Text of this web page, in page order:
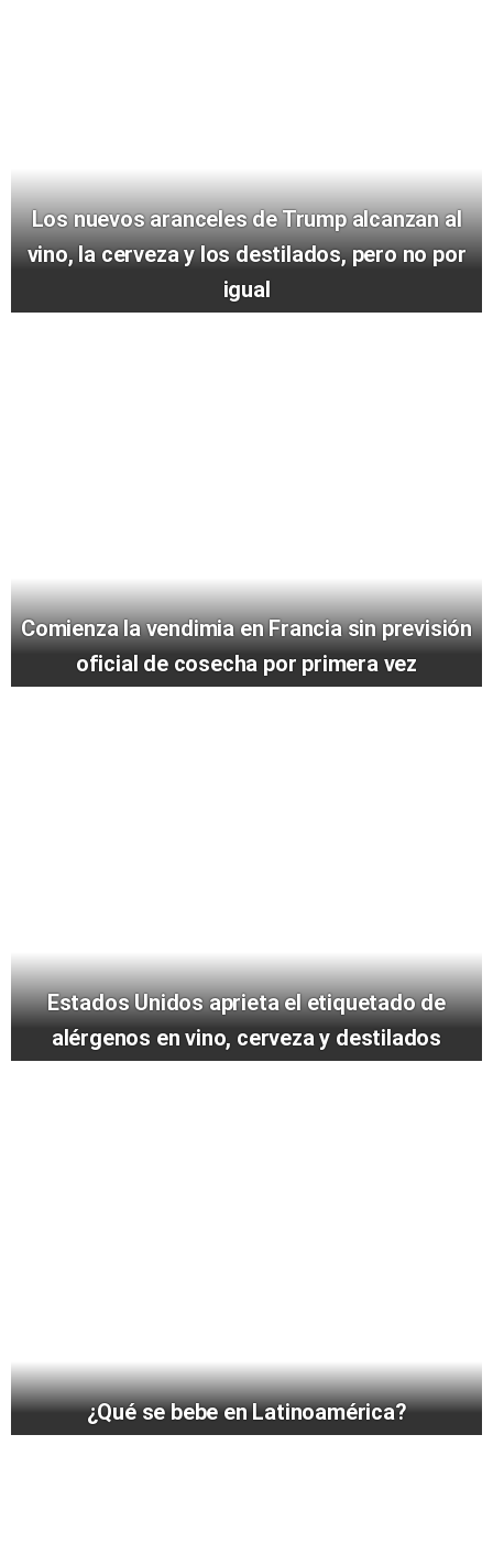
Los nuevos aranceles de Trump alcanzan al
vino, la cerveza y los destilados, pero no por
igual
Comienza la vendimia en Francia sin previsión
oficial de cosecha por primera vez
Estados Unidos aprieta el etiquetado de
alérgenos en vino, cerveza y destilados
¿Qué se bebe en Latinoamérica?